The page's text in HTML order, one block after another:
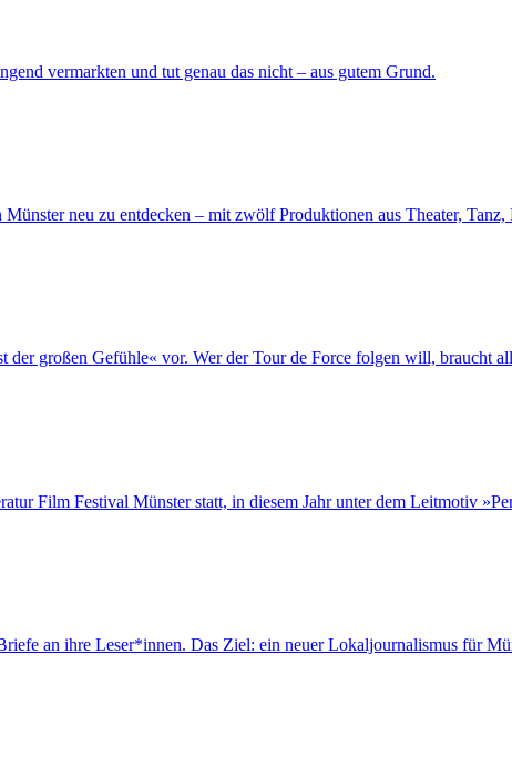
vermarkten und tut genau das nicht – aus gutem Grund.
neu zu entdecken – mit zwölf Produktionen aus Theater, Tanz,
großen Gefühle« vor. Wer der Tour de Force folgen will, braucht
Film Festival Münster statt, in diesem Jahr unter dem Leitmotiv
an ihre Leser*innen. Das Ziel: ein neuer Lokaljournalismus für